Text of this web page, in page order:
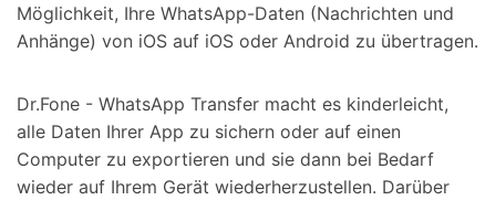
Möglichkeit, Ihre WhatsApp-Daten (Nachrichten und
Anhänge) von iOS auf iOS oder Android zu übertragen.
Dr.Fone - WhatsApp Transfer macht es kinderleicht,
alle Daten Ihrer App zu sichern oder auf einen
Computer zu exportieren und sie dann bei Bedarf
wieder auf Ihrem Gerät wiederherzustellen. Darüber